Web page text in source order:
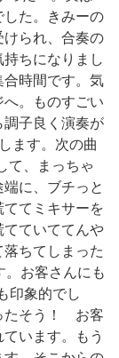
した。きみーの
けられ、合奏の
ちになりまし
合時間です。気
。ものすごい
調子良く演奏が
ます。次の曲
て、まっちゃ
に、ブチっと
てミキサーを
ていててんや
ちてしまった
。お客さんにも
印象的でし
たそう！ お客
います。もう